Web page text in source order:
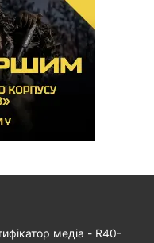
медіа - R40-